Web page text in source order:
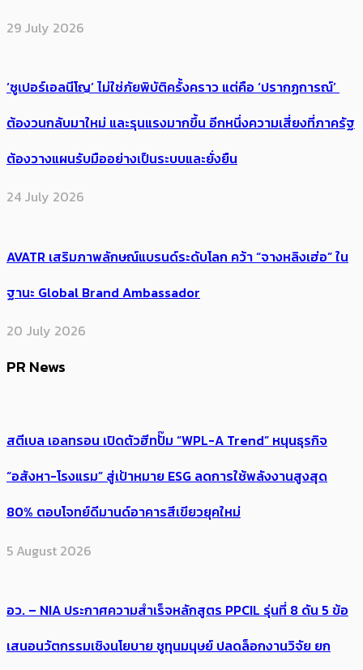
29 July 2026
‘ซูเปอร์เอลนีโญ’ ไม่ใช่ภัยพิบัติครั้งคราว แต่คือ ‘ปรากฏการณ์’ ​
ต้อง​วนกลับมาใหม่ และรุนแรงมากขึ้น อีกหนึ่งความเสี่ยงที่ภาครัฐ
ต้องวางแผนรับมืออย่างเป็นระบบและยั่งยืน
24 July 2026
AVATR เสริมภาพลักษณ์แบรนด์ระดับโลก คว้า “จางหลิงเฮ่อ” ใน
ฐานะ Global Brand Ambassador
20 July 2026
PR News
สตีเบล เอลทรอน เปิดตัวฮีทปั๊ม “WPL-A Trend” หนุนธุรกิจ
“อสังหา-โรงแรม” สู่เป้าหมาย ESG ลดการใช้พลังงานสูงสุด
80% ตอบโจทย์ดีมานด์อาคารสีเขียวยุคใหม่
5 August 2026
อว. – NIA ประกาศความสำเร็จหลักสูตร PPCIL รุ่นที่ 8 ดัน 5 ข้อ
เสนอนวัตกรรมเชิงนโยบาย ชูทุนมนุษย์ ปลดล็อกงานวิจัย ยก